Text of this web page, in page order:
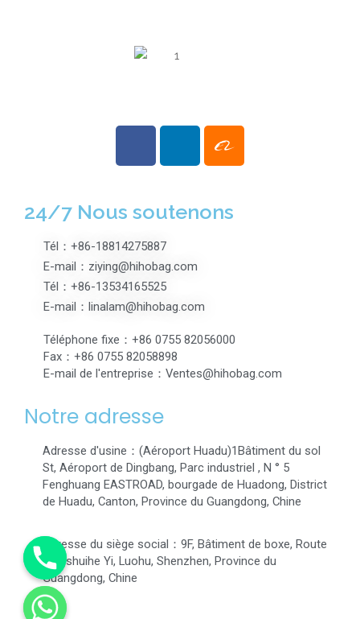
24/7 Nous soutenons
Tél：+86-18814275887
E-mail：ziying@hihobag.com
Tél：+86-13534165525
E-mail：linalam@hihobag.com
Téléphone fixe：+86 0755 82056000
Fax：+86 0755 82058898
E-mail de l'entreprise：Ventes@hihobag.com
Notre adresse
Adresse d'usine：(Aéroport Huadu)1Bâtiment du sol
St, Aéroport de Dingbang, Parc industriel , N ° 5
Fenghuang EASTROAD, bourgade de Huadong, District
de Huadu, Canton, Province du Guangdong, Chine
Adresse du siège social：9F, Bâtiment de boxe, Route
Qingshuihe Yi, Luohu, Shenzhen, Province du
Guangdong, Chine